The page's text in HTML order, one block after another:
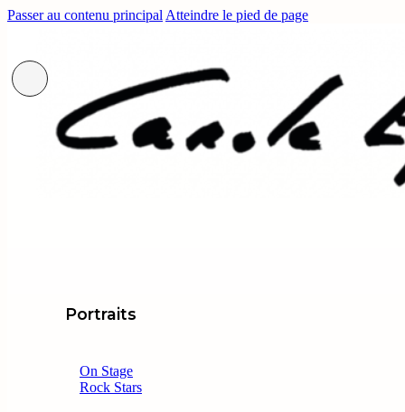
Passer au contenu principal Atteindre le pied de page
Portraits
On Stage
Rock Stars